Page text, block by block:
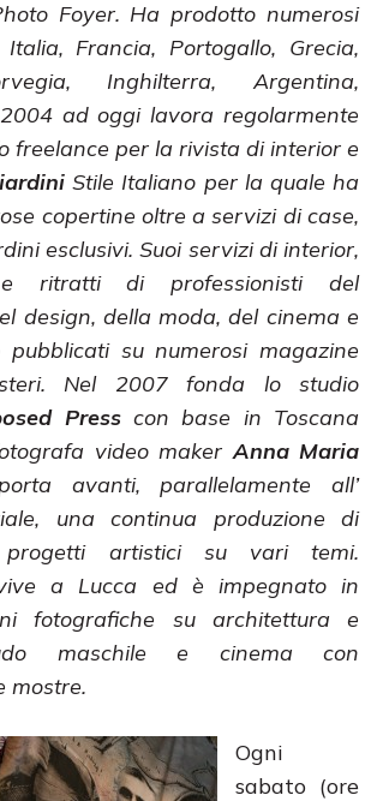
Foyer. Ha prodotto numerosi
Francia, Portogallo, Grecia,
Inghilterra, Argentina,
ad oggi lavora regolarmente
freelance per la rivista di interior e
Stile Italiano per la quale ha
copertine oltre a servizi di case,
esclusivi. Suoi servizi di interior,
e ritratti di professionisti del
design, della moda, del cinema e
su numerosi magazine
Nel 2007 fonda lo studio
Press con base in Toscana
video makerAnna Maria
avanti, parallelamente all’
una continua produzione di
artistici su vari temi.
a Lucca ed è impegnato in
fotografiche su architettura e
maschile e cinema con
mostre.
Ogni
sabato (ore